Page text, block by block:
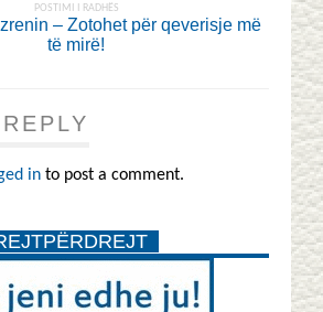
POSTIMI I RADHËS
– Zotohet për qeverisje më
të mirë!
in to post a comment.